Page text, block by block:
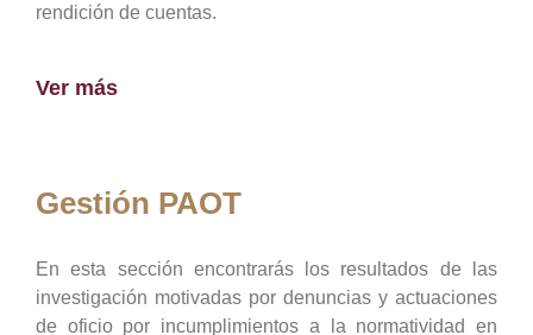
rendición de cuentas.
Ver más
Gestión PAOT
En esta sección encontrarás los resultados de las
investigación motivadas por denuncias y actuaciones
de oficio por incumplimientos a la normatividad en